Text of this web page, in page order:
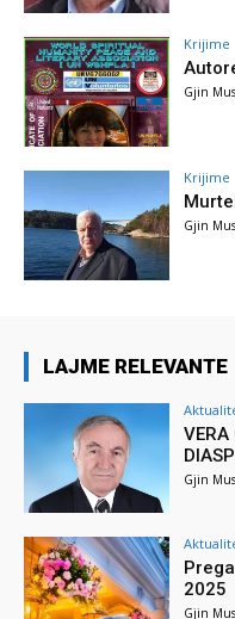
Krijime
Gjin
Krijime
Gjin
LAJME RELEVANTE
Gjin
2025
Gjin